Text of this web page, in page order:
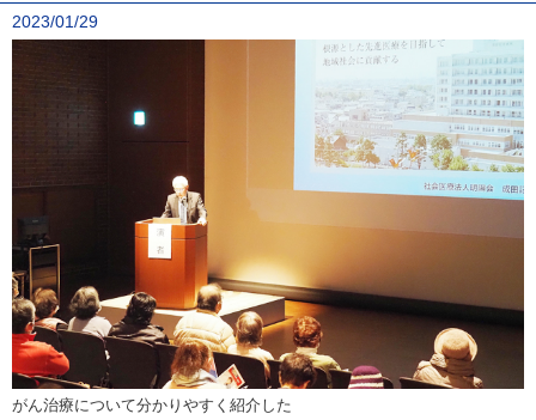
2023/01/29
がん治療について分かりやすく紹介した